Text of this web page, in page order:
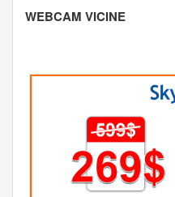
WEBCAM VICINE